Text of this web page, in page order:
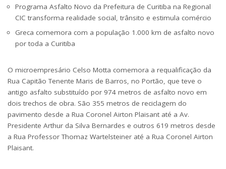
Programa Asfalto Novo da Prefeitura de Curitiba na Regional
CIC transforma realidade social, trânsito e estimula comércio
Greca comemora com a população 1.000 km de asfalto novo
por toda a Curitiba
O microempresário Celso Motta comemora a requalificação da
Rua Capitão Tenente Maris de Barros, no Portão, que teve o
antigo asfalto substituído por 974 metros de asfalto novo em
dois trechos de obra. São 355 metros de reciclagem do
pavimento desde a Rua Coronel Airton Plaisant até a Av.
Presidente Arthur da Silva Bernardes e outros 619 metros desde
a Rua Professor Thomaz Wartelsteiner até a Rua Coronel Airton
Plaisant.